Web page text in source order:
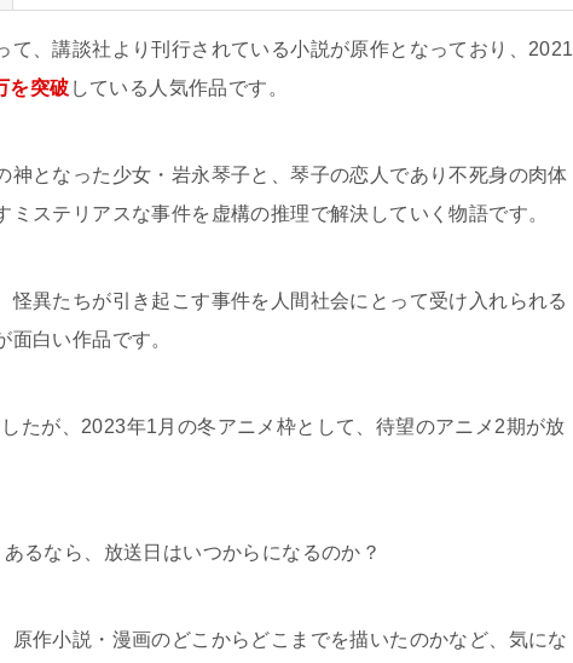
て、講談社より刊行されている小説が原作となっており、2021
を突破 している人気作品です。
神となった少女・岩永琴子と、琴子の恋人であり不死身の肉体
ステリアスな事件を虚構の推理で解決していく物語です。
怪異たちが引き起こす事件を人間社会にとって受け入れられる
白い作品です。
たが、2023年1月の冬アニメ枠として、待望のアニメ2期が放
るなら、放送日はいつからになるのか？
原作小説・漫画のどこからどこまでを描いたのかなど、気にな